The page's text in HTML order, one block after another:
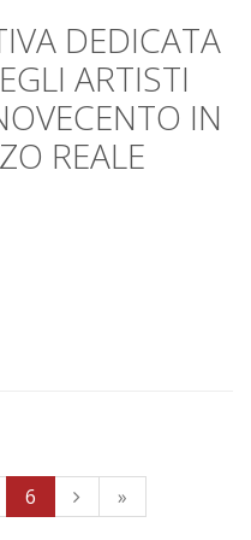
DEDICATA
ARTISTI
IN
REALE
6 »